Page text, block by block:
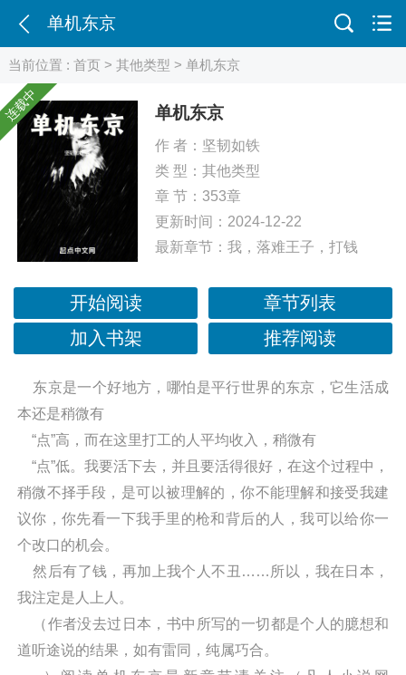
单机东京
当前位置 :首页 >其他类型 > 单机东京
连载中 单机东京
作 者： 坚韧如铁
类 型： 其他类型
章 节：353章
更新时间：2024-12-22
最新章节： 我，落难王子，打钱
开始阅读
章节列表
加入书架
推荐阅读
东京是一个好地方，哪怕是平行世界的东京，它生活成
本还是稍微有
“点”高，而在这里打工的人平均收入，稍微有
“点”低。我要活下去，并且要活得很好，在这个过程中，
稍微不择手段，是可以被理解的，你不能理解和接受我建
议你，你先看一下我手里的枪和背后的人，我可以给你一
个改口的机会。
然后有了钱，再加上我个人不丑……所以，我在日本，
我注定是人上人。
（作者没去过日本，书中所写的一切都是个人的臆想和
道听途说的结果，如有雷同，纯属巧合。